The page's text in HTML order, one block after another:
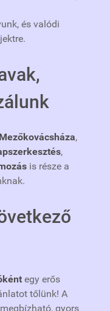
és valódi
,
,
is része a
egy erős
tőlünk! A
gyors